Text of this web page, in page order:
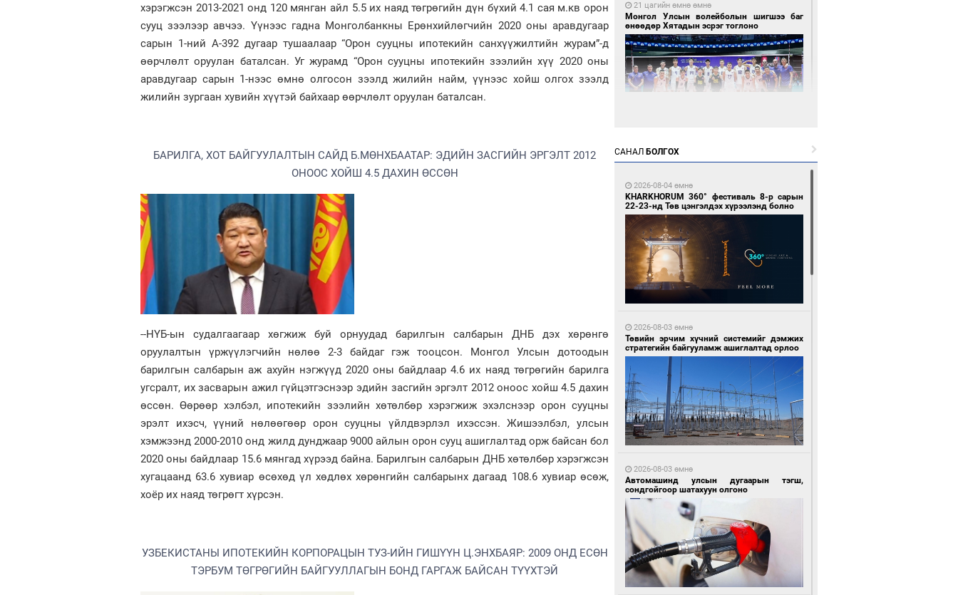
хэрэгжсэн 2013-2021 онд 120 мянган айл 5.5 их наяд төгрөгийн дүн бүхий 4.1 сая м.кв орон
сууц зээлээр авчээ. Үүнээс гадна Монголбанкны Ерөнхийлөгчийн 2020 оны аравдугаар
сарын 1-ний А-392 дугаар тушаалаар “Орон сууцны ипотекийн санхүүжилтийн журам”-д
өөрчлөлт оруулан баталсан. Уг журамд “Орон сууцны ипотекийн зээлийн хүү 2020 оны
аравдугаар сарын 1-нээс өмнө олгосон зээлд жилийн найм, үүнээс хойш олгох зээлд
жилийн зургаан хувийн хүүтэй байхаар өөрчлөлт оруулан баталсан.
БАРИЛГА, ХОТ БАЙГУУЛАЛТЫН САЙД Б.МӨНХБААТАР: ЭДИЙН ЗАСГИЙН ЭРГЭЛТ 2012
ОНООС ХОЙШ 4.5 ДАХИН ӨССӨН
--НҮБ-ын судалгаагаар хөгжиж буй орнуудад барилгын салбарын ДНБ дэх хөрөнгө
оруулалтын үржүүлэгчийн нөлөө 2-3 байдаг гэж тооцсон. Монгол Улсын дотоодын
барилгын салбарын аж ахуйн нэгжүүд 2020 оны байдлаар 4.6 их наяд төгрөгийн барилга
угсралт, их засварын ажил гүйцэтгэснээр эдийн засгийн эргэлт 2012 оноос хойш 4.5 дахин
өссөн. Өөрөөр хэлбэл, ипотекийн зээлийн хөтөлбөр хэрэгжиж эхэлснээр орон сууцны
эрэлт ихэсч, үүний нөлөөгөөр орон сууцны үйлдвэрлэл ихэссэн. Жишээлбэл, улсын
хэмжээнд 2000-2010 онд жилд дунджаар 9000 айлын орон сууц ашиглалтад орж байсан бол
2020 оны байдлаар 15.6 мянгад хүрээд байна. Барилгын салбарын ДНБ хөтөлбөр хэрэгжсэн
хугацаанд 63.6 хувиар өсөхөд үл хөдлөх хөрөнгийн салбарынх дагаад 108.6 хувиар өсөж,
хоёр их наяд төгрөгт хүрсэн.
УЗБЕКИСТАНЫ ИПОТЕКИЙН КОРПОРАЦЫН ТУЗ-ИЙН ГИШҮҮН Ц.ЭНХБАЯР: 2009 ОНД ЕСӨН
ТЭРБУМ ТӨГРӨГИЙН БАЙГУУЛЛАГЫН БОНД ГАРГАЖ БАЙСАН ТҮҮХТЭЙ
21 цагийн өмнө өмнө
Монгол Улсын волейболын шигшээ баг
өнөөдөр Хятадын эсрэг тоглоно
21 цагийн өмнө өмнө
21 цагийн өмнө өмнө
21 цагийн өмнө өмнө
САНАЛ БОЛГОХ
2026-08-04 өмнө
KHARKHORUM 360° фестиваль 8-р сарын
22-23-нд Төв цэнгэлдэх хүрээлэнд болно
2026-08-03 өмнө
Төвийн эрчим хүчний системийг дэмжих
стратегийн байгууламж ашиглалтад орлоо
2026-08-03 өмнө
Автомашинд улсын дугаарын тэгш,
сондгойгоор шатахуун олгоно